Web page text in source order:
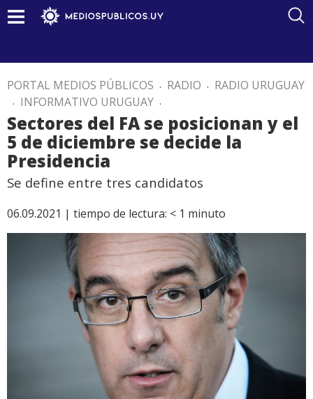
PORTAL MEDIOS PÚBLICOS . RADIO . RADIO URUGUAY
. INFORMATIVO URUGUAY .
Sectores del FA se posicionan y el
5 de diciembre se decide la
Presidencia
Se define entre tres candidatos
06.09.2021 | tiempo de lectura: < 1 minuto